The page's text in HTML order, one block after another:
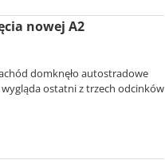
nowej A2
domknęło autostradowe
wygląda ostatni z trzech odcinków